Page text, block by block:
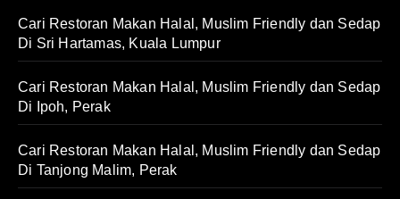
Cari Restoran Makan Halal, Muslim Friendly dan Sedap
Di Sri Hartamas, Kuala Lumpur
Cari Restoran Makan Halal, Muslim Friendly dan Sedap
Di Ipoh, Perak
Cari Restoran Makan Halal, Muslim Friendly dan Sedap
Di Tanjong Malim, Perak